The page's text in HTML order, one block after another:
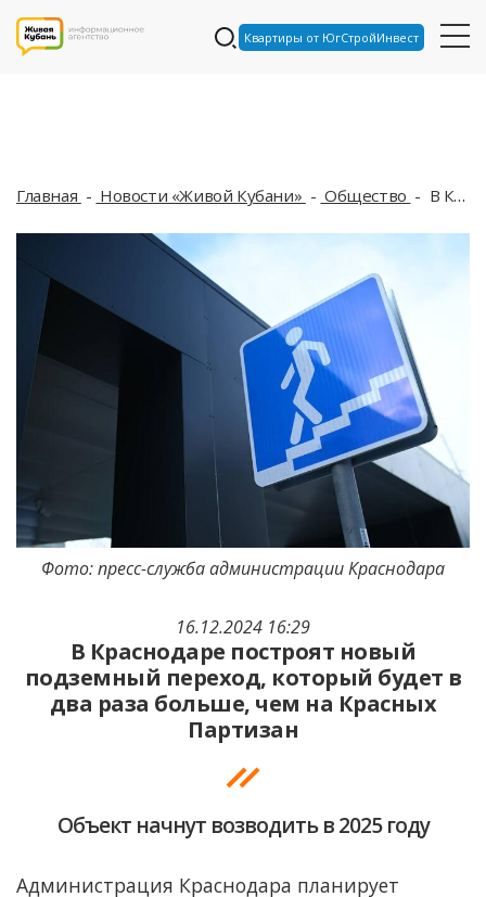
Квартиры от ЮгСтройИнвест
Главная Новости «Живой Кубани» Общество В Краснодаре построят новый подземный переход, который будет в два раза больше, чем на Красных Партизан
16.12.2024 16:29
В Краснодаре построят новый
подземный переход, который будет в
два раза больше, чем на Красных
Партизан
Объект начнут возводить в 2025 году
Фото: пресс-служба администрации Краснодара
Администрация Краснодара планирует